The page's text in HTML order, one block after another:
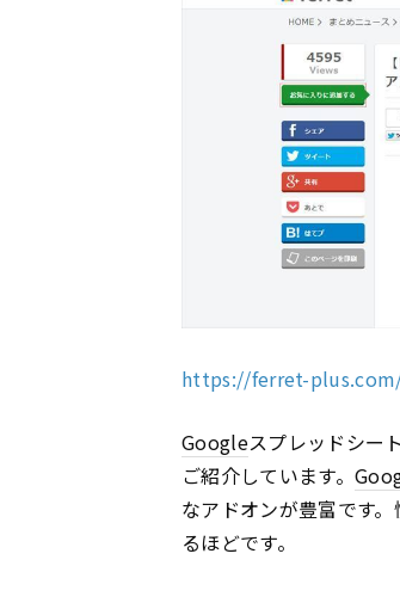
https://ferret-
Googleスプレッドシー
ご紹介しています。
なアドオンが豊富です
るほどです。